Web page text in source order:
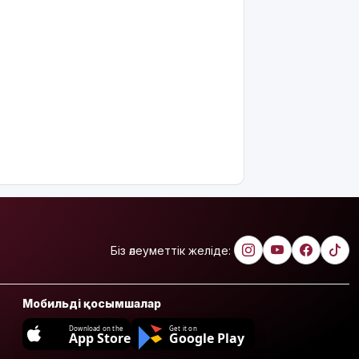
Біз әлеуметтік желіде:
Мобильді қосымшалар
Download on the
App Store
Get it on
Google Play